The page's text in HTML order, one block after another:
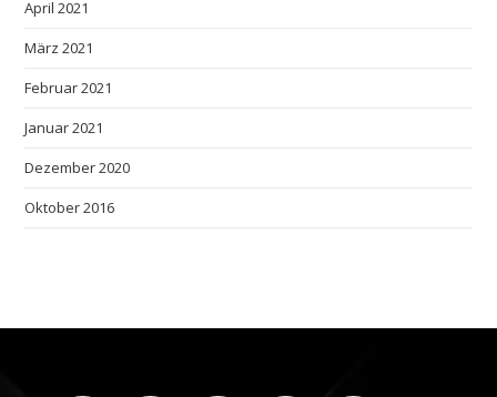
April 2021
März 2021
Februar 2021
Januar 2021
Dezember 2020
Oktober 2016